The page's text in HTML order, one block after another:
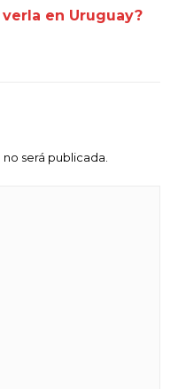
en Uruguay?
será publicada.